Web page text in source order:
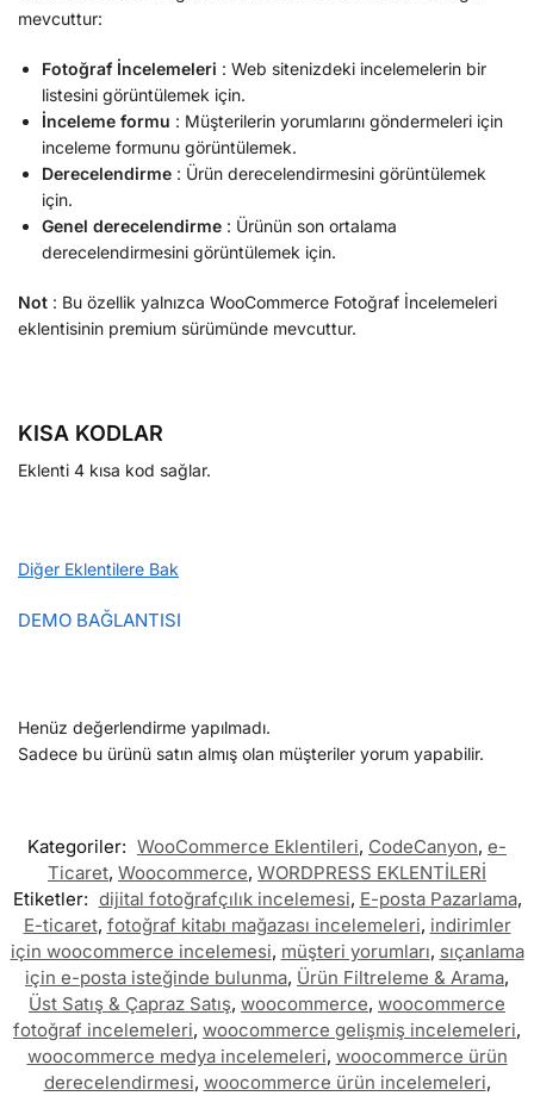
mevcuttur:
Fotoğraf İncelemeleri : Web sitenizdeki incelemelerin bir
listesini görüntülemek için.
İnceleme formu : Müşterilerin yorumlarını göndermeleri için
inceleme formunu görüntülemek.
Derecelendirme : Ürün derecelendirmesini görüntülemek
için.
Genel derecelendirme : Ürünün son ortalama
derecelendirmesini görüntülemek için.
Not : Bu özellik yalnızca WooCommerce Fotoğraf İncelemeleri
eklentisinin premium sürümünde mevcuttur.
KISA KODLAR
Eklenti 4 kısa kod sağlar.
Diğer Eklentilere Bak
DEMO BAĞLANTISI
Henüz değerlendirme yapılmadı.
Sadece bu ürünü satın almış olan müşteriler yorum yapabilir.
Kategoriler: WooCommerce Eklentileri, CodeCanyon, e-
Ticaret, Woocommerce, WORDPRESS EKLENTİLERİ
Etiketler: dijital fotoğrafçılık incelemesi, E-posta Pazarlama,
E-ticaret, fotoğraf kitabı mağazası incelemeleri, indirimler
için woocommerce incelemesi, müşteri yorumları, sıçanlama
için e-posta isteğinde bulunma, Ürün Filtreleme & Arama,
Üst Satış & Çapraz Satış, woocommerce, woocommerce
fotoğraf incelemeleri, woocommerce gelişmiş incelemeleri,
woocommerce medya incelemeleri, woocommerce ürün
derecelendirmesi, woocommerce ürün incelemeleri,